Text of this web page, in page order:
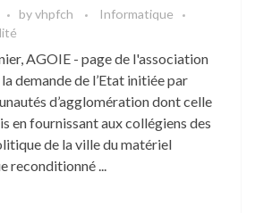
byvhpfch
Informatique
AGOIE - page de l'association
demande de l’Etat initiée par
d’agglomération dont celle
en fournissant aux collégiens des
de la ville du matériel
reconditionné ...